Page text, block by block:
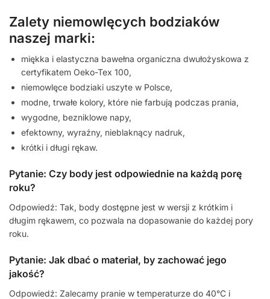
Zalety niemowlęcych bodziaków
naszej marki:
miękka i elastyczna bawełna organiczna dwułożyskowa z
certyfikatem Oeko-Tex 100,
niemowlęce bodziaki uszyte w Polsce,
modne, trwałe kolory, które nie farbują podczas prania,
wygodne, bezniklowe napy,
efektowny, wyraźny, nieblaknący nadruk,
krótki i długi rękaw.
Pytanie: Czy body jest odpowiednie na każdą porę
roku?
Odpowiedź: Tak, body dostępne jest w wersji z krótkim i
długim rękawem, co pozwala na dopasowanie do każdej pory
roku.
Pytanie: Jak dbać o materiał, by zachować jego
jakość?
Odpowiedź: Zalecamy pranie w temperaturze do 40°C i